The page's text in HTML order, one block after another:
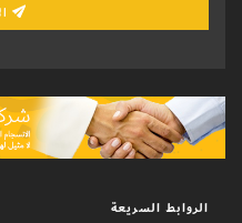
الروابط السريعة